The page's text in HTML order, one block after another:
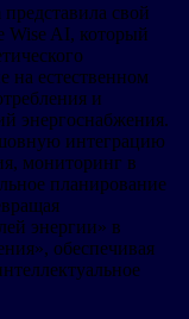
свой
Wise AI, который
на естественном
и
энергоснабжения.
интеграцию
мониторинг в
планирование
энергии» в
обеспечивая